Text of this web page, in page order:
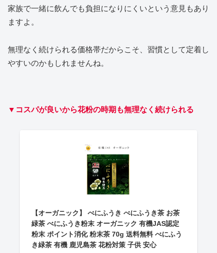
家族で一緒に飲んでも負担になりにくいという意見もあり
ますよ。
無理なく続けられる価格帯だからこそ、習慣として定着し
やすいのかもしれませんね。
▼コスパが良いから花粉の時期も無理なく続けられる
【オーガニック】 べにふうき べにふうき茶 お茶
緑茶 べにふうき粉末 オーガニック 有機JAS認定
粉末 ポイント消化 粉末茶 70g 送料無料 べにふう
き緑茶 有機 鹿児島茶 花粉対策 子供 安心